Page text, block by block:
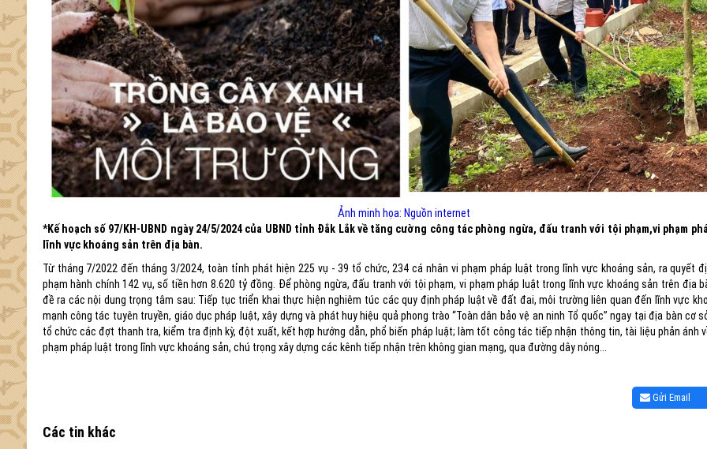
Ảnh minh họa: Nguồn internet
*Kế hoạch số 97/KH-UBND ngày 24/5/2024 của UBND tỉnh Đắk Lắk về tăng cường công tác phòng ngừa, đấu tranh với tội phạm,vi phạm
lĩnh vực khoáng sản trên địa bàn.
Từ tháng 7/2022 đến tháng 3/2024, toàn tỉnh phát hiện 225 vụ - 39 tổ chức, 234 cá nhân vi phạm pháp luật trong lĩnh vực khoáng sản, ra quyết
phạm hành chính 142 vụ, số tiền hơn 8.620 tỷ đồng. Để phòng ngừa, đấu tranh với tội phạm, vi phạm pháp luật trong lĩnh vực khoáng sản trên địa
đề ra các nội dung trọng tâm sau: Tiếp tục triển khai thực hiện nghiêm túc các quy định pháp luật về đất đai, môi trường liên quan đến lĩnh vực
mạnh công tác tuyên truyền, giáo dục pháp luật, xây dựng và phát huy hiệu quả phong trào “Toàn dân bảo vệ an ninh Tổ quốc” ngay tại địa bàn cơ
tổ chức các đợt thanh tra, kiểm tra định kỳ, đột xuất, kết hợp hướng dẫn, phổ biến pháp luật; làm tốt công tác tiếp nhận thông tin, tài liệu phản ánh
phạm pháp luật trong lĩnh vực khoáng sản, chú trọng xây dựng các kênh tiếp nhận trên không gian mạng, qua đường dây nóng...
Gửi Email
Các tin khác